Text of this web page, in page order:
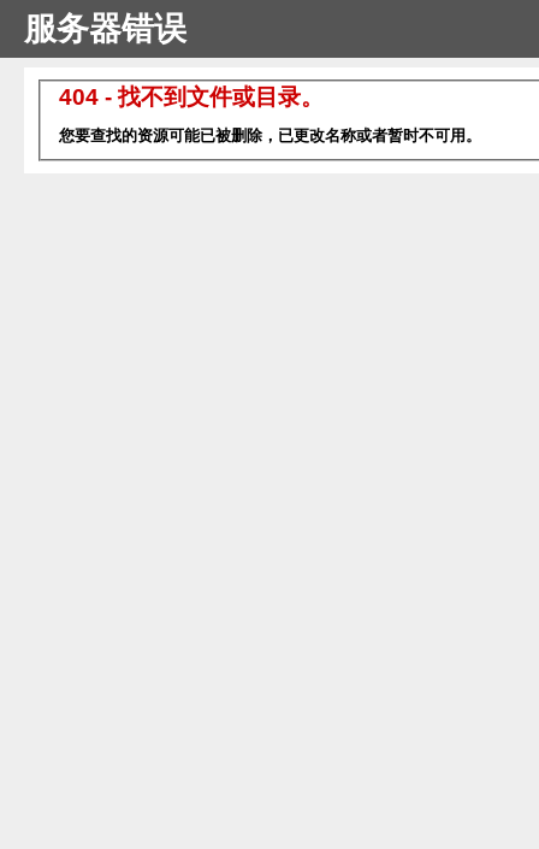
服务器错误
404 - 找不到文件或目录。
您要查找的资源可能已被删除，已更改名称或者暂时不可用。